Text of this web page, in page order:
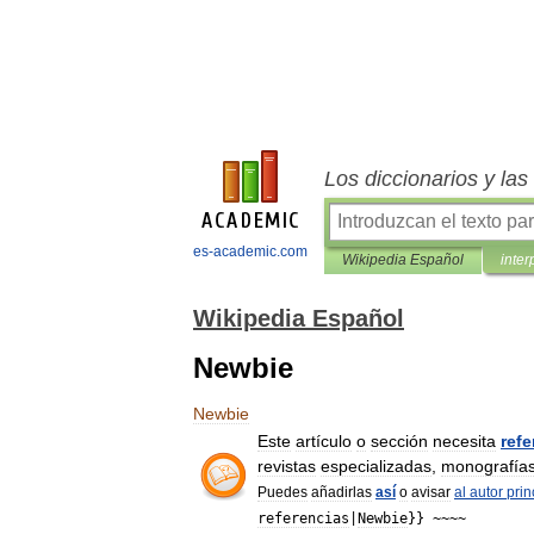
es-academic.com
Los diccionarios y
Wikipedia Español
Wikipedia Español
Newbie
Newbie
Este artículo o sección necesita
revistas especializadas
Puedes añadirlas así o avisar al autor
referencias
Newbie}} ~~~~